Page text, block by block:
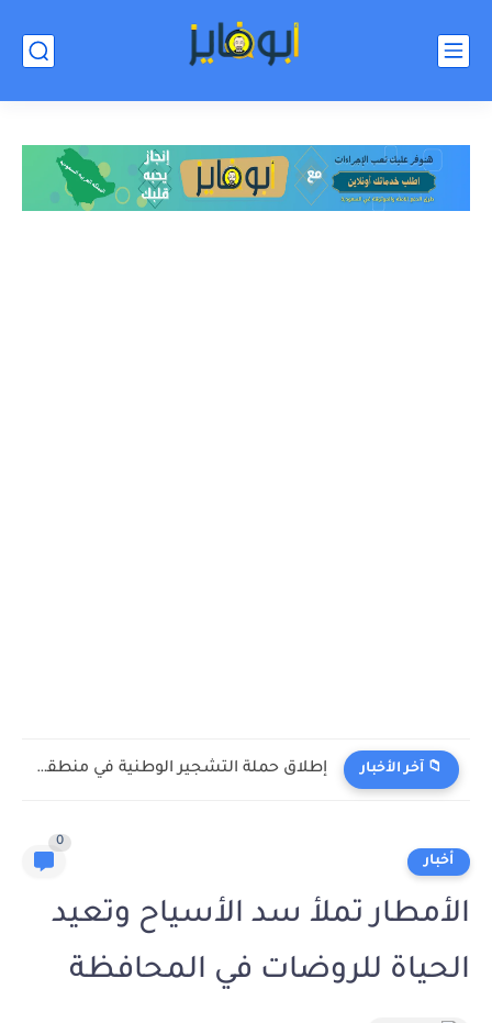
📁 آخر الأخبار إطلاق حملة التشجير الوطنية في منطقة الجوف
أخبار
0
الأمطار تملأ سد الأسياح وتعيد
الحياة للروضات في المحافظة